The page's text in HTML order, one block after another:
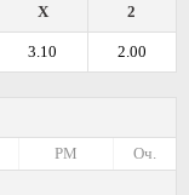
2
X
2.00
3.10
Оч.
РМ